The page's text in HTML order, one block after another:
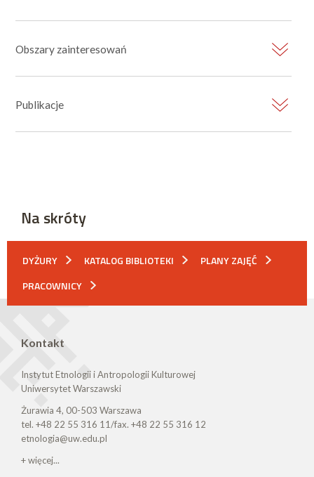
Obszary zainteresowań
Publikacje
Na skróty
DYŻURY KATALOG BIBLIOTEKI
PLANY ZAJĘĆ
PRACOWNICY
Kontakt
Instytut Etnologii i Antropologii Kulturowej
Uniwersytet Warszawski
Żurawia 4, 00-503 Warszawa
tel. +48 22 55 316 11/fax. +48 22 55 316 12
etnologia@uw.edu.pl
+ więcej...